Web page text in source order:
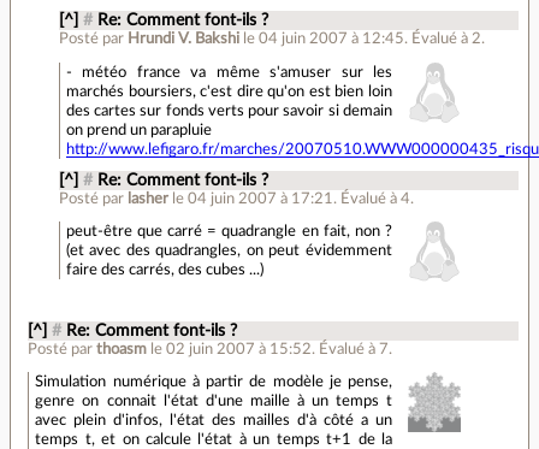
[^] # Re: Comment font-ils ?
Posté par Hrundi V. Bakshi le 04 juin 2007 à 12:45. Évalué à 2.
- météo france va même s'amuser sur les
marchés boursiers, c'est dire qu'on est bien loin
des cartes sur fonds verts pour savoir si demain
on prend un parapluie
http://www.lefigaro.fr/marches/
[^] # Re: Comment font-ils ?
Posté par lasher le 04 juin 2007 à 17:21 . Évalué à 4.
peut-être que carré = quadrangle en fait, non ?
(et avec des quadrangles, on peut évidemment
faire des carrés, des cubes ...)
[^] # Re: Comment font-ils ?
Posté parthoasm le 02 juin 2007 à 15:52. Évalué à7.
Simulation numérique à partir de modèle je pense,
genre on connait l'état d'une maille à un temps t
avec plein d'infos, l'état des mailles d'à côté a un
temps t, et on calcule l'état à un temps t+1 de la